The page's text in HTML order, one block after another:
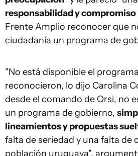
responsabilidad y compromiso
Frente Amplio reconocer que
ciudadanía un programa de
"No está disponible el
reconocieron, lo dijo Carolina
desde el comando de Orsi, no
un programa de gobierno,
lineamientos y propuestas
falta de seriedad y una falta de
población uruguaya",